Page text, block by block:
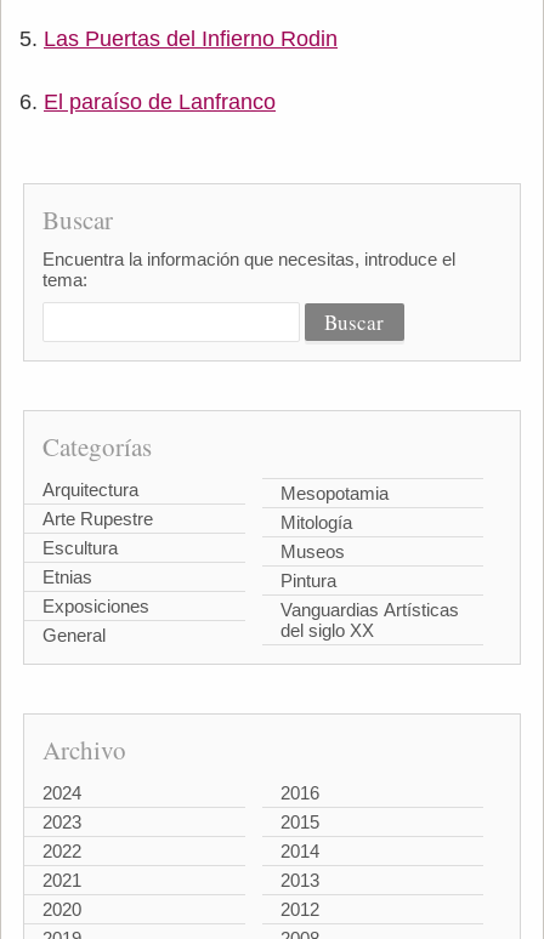
Las Puertas del Infierno Rodin
El paraíso de Lanfranco
Buscar
Encuentra la información que necesitas, introduce el
tema:
Categorías
Arquitectura
Arte Rupestre
Escultura
Etnias
Exposiciones
General
Mesopotamia
Mitología
Museos
Pintura
Vanguardias Artísticas
del siglo XX
Archivo
2024
2023
2022
2021
2020
2016
2015
2014
2013
2012